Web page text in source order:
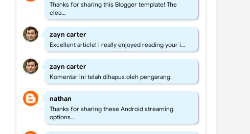
Thanks for sharing this Blogger template! The
clea…
zayn carter
Excellent article! I really enjoyed reading your i…
zayn carter
Komentar ini telah dihapus oleh pengarang.
nathan
Thanks for sharing these Android streaming
options…